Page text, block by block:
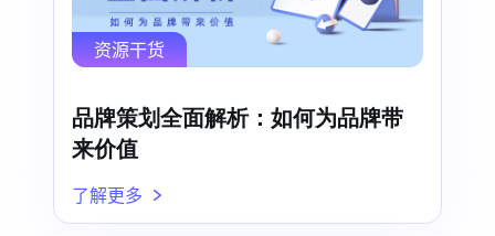
资源干货
品牌策划全面解析：如何为品牌带
来价值
了解更多